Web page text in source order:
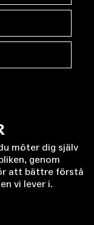
möter dig själv
genom
att bättre förstå
vi lever i.